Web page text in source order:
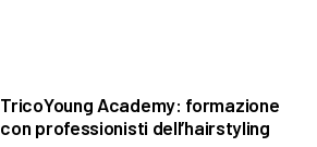
TricoYoung Academy: formazione
con professionisti dell’hairstyling